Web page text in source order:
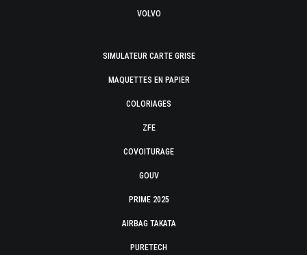
VOLVO
SIMULATEUR CARTE GRISE
MAQUETTES EN PAPIER
COLORIAGES
ZFE
COVOITURAGE
GOUV
PRIME 2025
AIRBAG TAKATA
PURETECH